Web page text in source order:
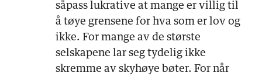
såpass lukrative at mange er villig til
å tøye grensene for hva som er lov og
ikke. For mange av de største
selskapene lar seg tydelig ikke
skremme av skyhøye bøter. For når